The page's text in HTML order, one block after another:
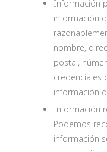
Información
información
nombre,
postal,
credenciales
información
Información
Podemos
información